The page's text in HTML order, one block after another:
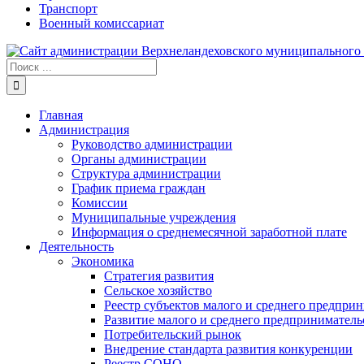
Транспорт
Военный комиссариат
Результат
поиска:
Главная
Администрация
Руководство администрации
Органы администрации
Структура администрации
График приема граждан
Комиссии
Муниципальные учреждения
Информация о среднемесячной заработной плате
Деятельность
Экономика
Стратегия развития
Сельское хозяйство
Реестр субъектов малого и среднего
Развитие малого и среднего
Потребительский рынок
Внедрение стандарта развития конкуренции